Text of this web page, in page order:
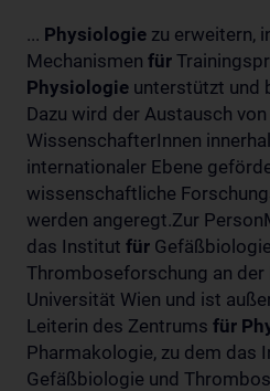
... Physiologie zu erweitern,
Mechanismen für
Physiologie unterstützt und
Dazu wird der Austausch
WissenschafterInnen
internationaler Ebene
wissenschaftliche
werden angeregt.Zur
das Institut für
Thromboseforschung an der
Universität Wien und ist
Leiterin des Zentrums für
Pharmakologie, zu dem das
Gefäßbiologie und